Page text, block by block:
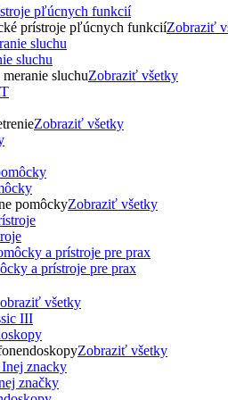
pľúcnych funkcií
prístroje pľúcnych funkciíZobraziť
sluchu
sluchuZobraziť všetky
Zobraziť všetky
pomôckyZobraziť všetky
a prístroje pre prax
všetky
Zobraziť všetky
značky